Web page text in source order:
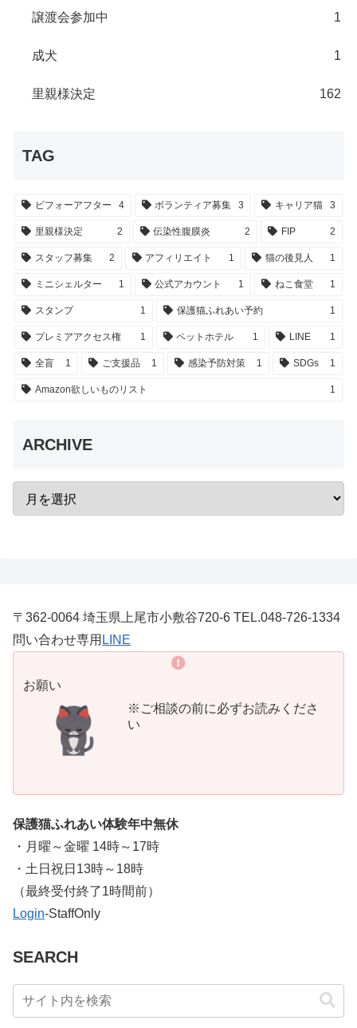
譲渡会参加中 1
成犬 1
里親様決定 162
TAG
ビフォーアフター 4 ボランティア募集 3 キャリア猫 3
里親様決定 2 伝染性腹膜炎 2 FIP 2
スタッフ募集 2 アフィリエイト 1 猫の後見人 1
ミニシェルター 1 公式アカウント 1 ねこ食堂 1
スタンプ 1 保護猫ふれあい予約 1
プレミアアクセス権 1 ペットホテル 1 LINE 1
全盲 1 ご支援品 1 感染予防対策 1 SDGs 1
Amazon欲しいものリスト 1
ARCHIVE
〒362-0064 埼玉県上尾市小敷谷720-6 TEL.048-726-1334
問い合わせ専用 LINE
お願い
※ご相談の前に必ずお読みくださ
い
保護猫ふれあい体験年中無休
・月曜～金曜 14時～17時
・土日祝日13時～18時
​（最終受付終了1時間前）
Login-StaffOnly
SEARCH